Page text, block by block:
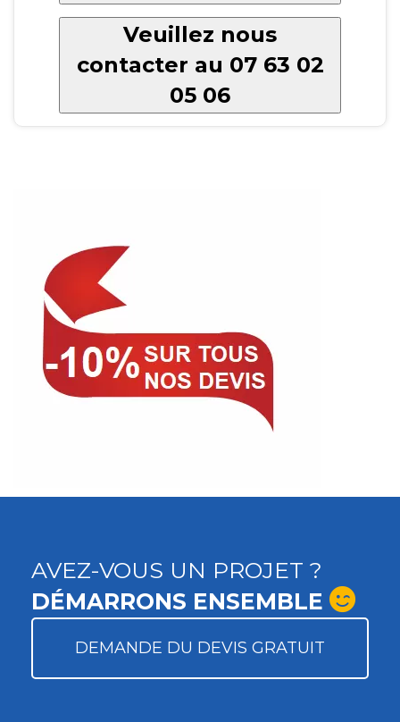
Veuillez nous
contacter au 07 63 02
05 06
AVEZ-VOUS UN PROJET ?
DÉMARRONS ENSEMBLE
DEMANDE DU DEVIS GRATUIT